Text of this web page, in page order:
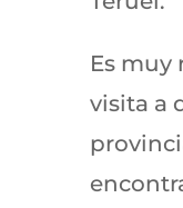
Es muy
visita a